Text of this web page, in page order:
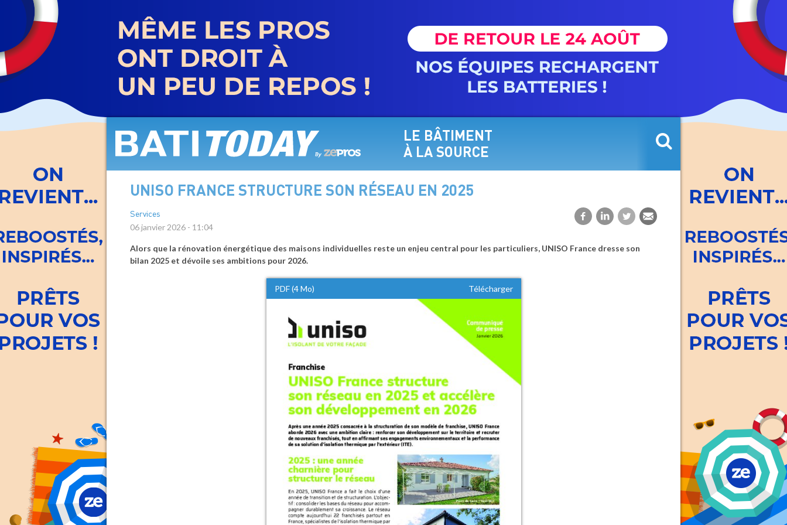
contenu
LE BÂTIMENT
À LA SOURCE
UNISO FRANCE STRUCTURE SON RÉSEAU EN 2025
Services
06 janvier 2026 - 11:04
Alors que la rénovation énergétique des maisons individuelles reste un enjeu central pour les particuliers, UNISO France dresse son
bilan 2025 et dévoile ses ambitions pour 2026.
PDF (4 Mo) Télécharger